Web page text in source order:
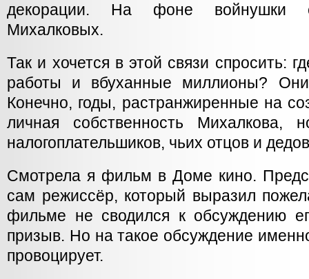
декорации. На фоне войнушки
Михалковых.
Так и хочется в этой связи спросить:
работы и вбуханные миллионы?
Конечно, годы, растранжиренные на
личная собственность
налогоплательшиков, чьих отцов и
Смотрела я фильм в Доме кино.
сам режиссёр, который выразил
фильме не сводился к обсуждению
призыв. Но на такое обсуждение
провоцирует.